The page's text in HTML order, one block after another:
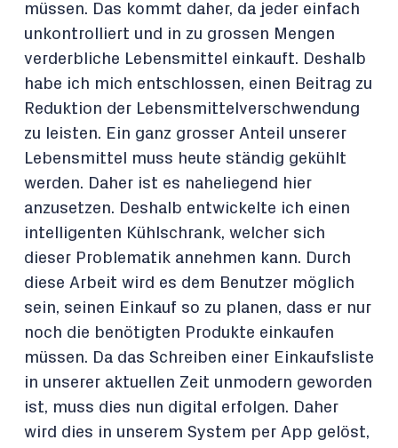
müssen. Das kommt daher, da jeder einfach
unkontrolliert und in zu grossen Mengen
verderbliche Lebensmittel einkauft. Deshalb
habe ich mich entschlossen, einen Beitrag zu
Reduktion der Lebensmittelverschwendung
zu leisten. Ein ganz grosser Anteil unserer
Lebensmittel muss heute ständig gekühlt
werden. Daher ist es naheliegend hier
anzusetzen. Deshalb entwickelte ich einen
intelligenten Kühlschrank, welcher sich
dieser Problematik annehmen kann. Durch
diese Arbeit wird es dem Benutzer möglich
sein, seinen Einkauf so zu planen, dass er nur
noch die benötigten Produkte einkaufen
müssen. Da das Schreiben einer Einkaufsliste
in unserer aktuellen Zeit unmodern geworden
ist, muss dies nun digital erfolgen. Daher
wird dies in unserem System per App gelöst,